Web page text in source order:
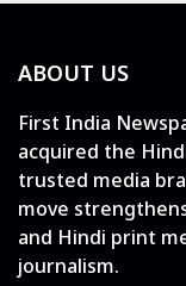
ABOUT US
First India
acquired the
trusted media
move
and Hindi print
journalism.